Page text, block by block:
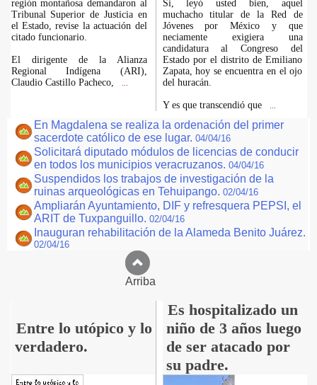
región montañosa demandaron al
Tribunal Superior de Justicia en
el Estado, revise la actuación del
citado funcionario.
El dirigente de la Alianza
Regional Indígena (ARI),
Claudio Castillo Pacheco,
Si, leyó usted bien, aquel
muchacho titular de la Red de
Jóvenes por México y que
neciamente exigiera una
candidatura al Congreso del
Estado por el distrito de Emiliano
Zapata, hoy se encuentra en el ojo
del huracán.
Y es que transcendió que
En Magdalena se realiza la ordenación del primer
sacerdote católico de ese lugar. 04/04/16
Solicitará diputado módulos de licencias de conducir
en todos los municipios veracruzanos. 04/04/16
Suspendidos los trabajos de investigación de la
ruinas arqueológicas en Tehuipango. 02/04/16
Ampliarán Ayuntamiento, DIF y refresquera PEPSI, el
ARIT de Tuxpanguillo. 02/04/16
Inauguran rehabilitación de la Alameda Benito Juárez.
02/04/16
Arriba
Entre lo utópico y lo
verdadero.
Es hospitalizado un
niño de 3 años luego
de ser atacado por
su padre.